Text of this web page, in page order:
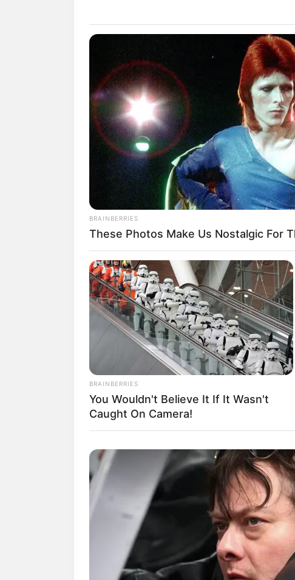
Von dieser Seite aus können
Deutschlandweit
Wäre es nicht besser, wenn
Herdenarmeen so viele andere
Suchen:
Auf einigen Seiten dieses
eine Unterstützung, ohne dass
BRAINBERRIES
These Photos Make Us Nostalgic For
BRAINBERRIES
You Wouldn't Believe It If It Wasn't
Caught On Camera!
GLOBENOW
Schumacher verlässt das Bett nach
12-jähriger Genesung